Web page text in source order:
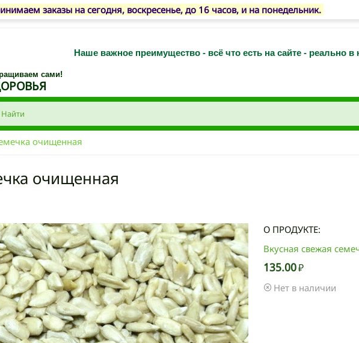
заказы на сегодня, воскресенье, до 16 часов, и на понедельник.
Наше важное преимущество - всё что есть на сайте - реально в
сами!
очищенная
очищенная
О ПРОДУКТЕ:
Вкусная свежая
135.00₽
Нет в наличии